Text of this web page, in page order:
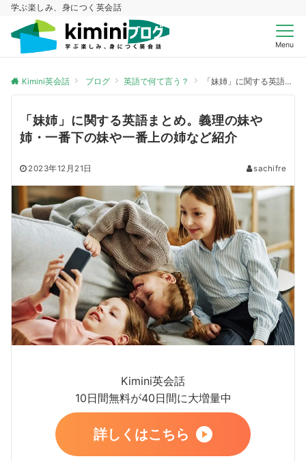
学ぶ楽しみ、身につく英会話
Menu
Kimini英会話 ブログ 英語で何て言う？ 「妹姉」に関する英語まとめ。義理の妹や姉・一番下の妹や一番上の姉など紹介
「妹姉」に関する英語まとめ。義理の妹や
姉・一番下の妹や一番上の姉など紹介
2023年12月21日 sachifre
Kimini英会話
10日間無料が40日間に大増量中
詳しくはこちら